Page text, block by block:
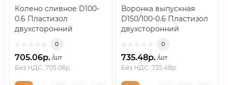
Колено сливное D100-
0.6 Пластизол
двухсторонний
0
705.06р. /шт
Без НДС: 705.06р.
Воронка выпускная
D150/100-0.6 Пластизол
двухсторонний
0
735.48р. /шт
Без НДС: 735.48р.